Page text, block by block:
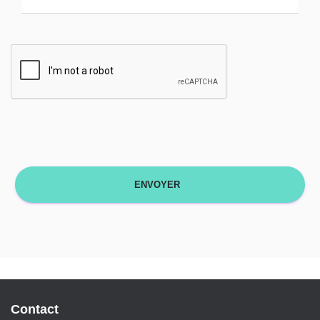
Contact